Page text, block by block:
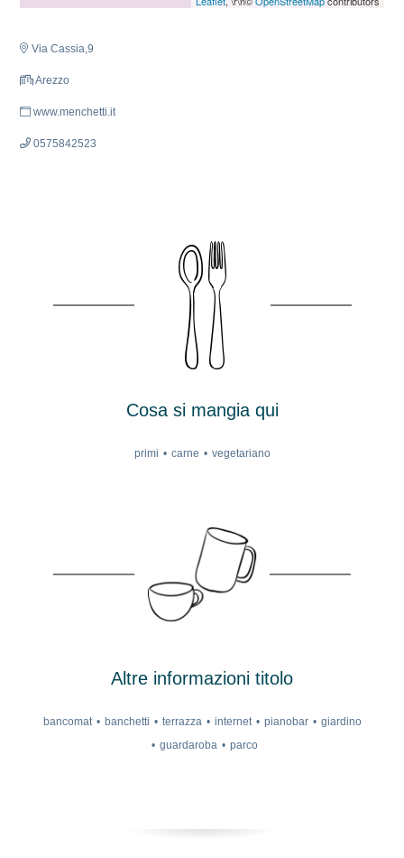
Via Cassia,9
Arezzo
www.menchetti.it
0575842523
Cosa si mangia qui
primi carne vegetariano
Altre informazioni titolo
bancomat banchetti terrazza internet pianobar
giardino
guardaroba
parco